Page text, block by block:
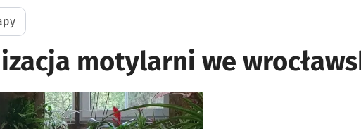
motylarni we